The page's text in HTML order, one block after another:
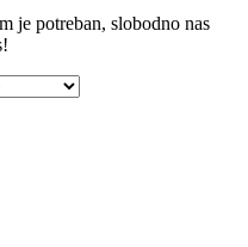
je potreban, slobodno nas